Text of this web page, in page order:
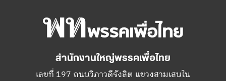
สำนักงานใหญ่พรรคเพื่อไทย
เลขที่ 197 ถนนวิภาวดีรังสิต แขวงสามเสนใน